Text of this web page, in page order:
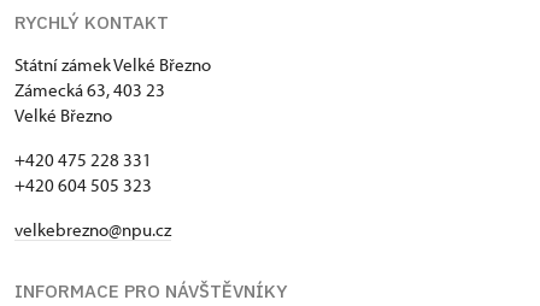
RYCHLÝ KONTAKT
Státní zámek Velké Březno
Zámecká 63, 403 23
Velké Březno
+420 475 228 331
+420 604 505 323
velkebrezno@npu.cz
INFORMACE PRO NÁVŠTĚVNÍKY